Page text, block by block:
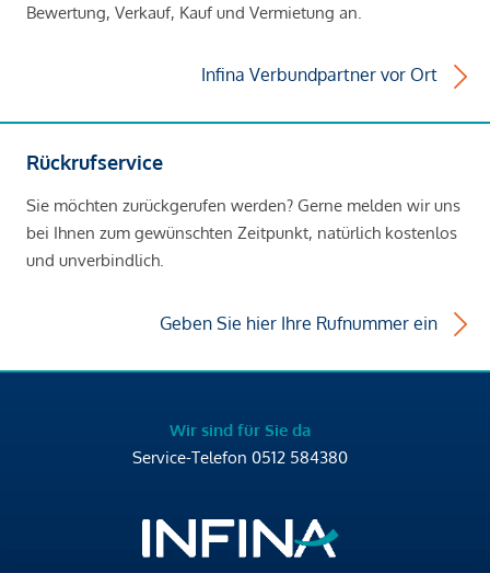
Bewertung, Verkauf, Kauf und Vermietung an.
Infina Verbundpartner vor Ort
Rückrufservice
Sie möchten zurückgerufen werden? Gerne melden wir uns
bei Ihnen zum gewünschten Zeitpunkt, natürlich kostenlos
und unverbindlich.
Geben Sie hier Ihre Rufnummer ein
Wir sind für Sie da
Service-Telefon 0512 584380